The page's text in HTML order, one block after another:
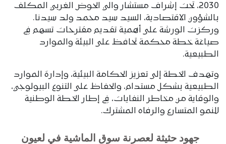
2030، تحت إشراف مستشار والي الحوض الغربي المكلف
بالشؤون الاقتصادية، السيد سيد محمد ولد سيدنا.
وركزت الورشة على أهمية تقديم مقترحات تسهم في
صياغة خطة محكمة تحافظ على البيئة والموارد
الطبيعية.
وتهدف الخطة إلى تعزيز الحكامة البيئية، وإدارة الموارد
الطبيعية بشكل مستدام، والحفاظ على التنوع البيولوجي،
والوقاية من مخاطر النفايات، في إطار الخطة الوطنية
للنمو المتسارع والرفاه المشترك.
جھود حثيثة لعصرنة سوق الماشية في لعيون